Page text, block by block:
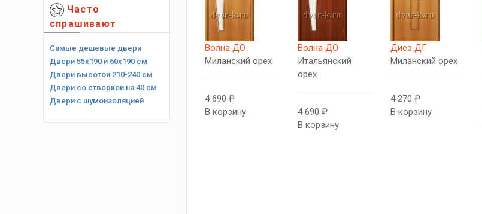
Часто
спрашивают
Самые дешевые двери
Двери 55х190 и 60х190 см
Двери высотой 210-240 см
Двери со створкой на 40 см
Двери с шумоизоляцией
Волна ДО
Миланский орех
4 690 ₽
В корзину
Волна ДО
Итальянский
орех
4 690 ₽
В корзину
Диез ДГ
Миланский орех
4 270 ₽
В корзину